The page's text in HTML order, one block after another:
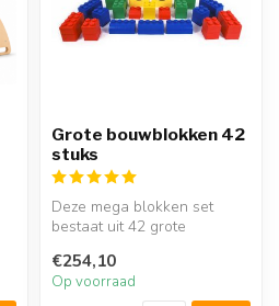
Grote bouwblokken 42
stuks
Deze mega blokken set
bestaat uit 42 grote
speelgoed...
€254,10
Op voorraad